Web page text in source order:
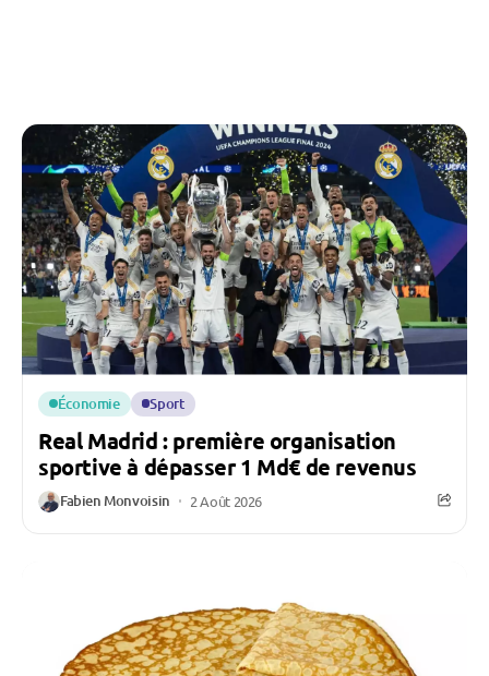
Économie Sport
Real Madrid : première organisation
sportive à dépasser 1 Md€ de revenus
Fabien Monvoisin 2 Août 2026